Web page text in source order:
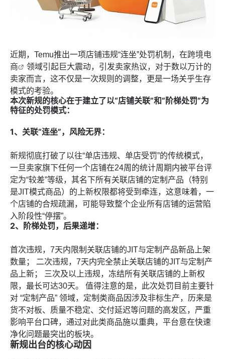
近期，Temu推出一项店铺违规“连坐”处罚机制，在跨境电
商
领域引起巨大震动，引发卖家热议，对于数以万计的
卖家而言，这不仅是一次规则的调整，更是一场关乎生存
模式的考验。
本次新规的核心在于建立了以“店铺关联”和“阶梯处罚”为
特征的处罚模式：
1、关联“连坐”，风险无界：
新规彻底打破了以往“单店违规、单店受罚”的传统模式，
一旦卖家旗下任何一个店铺在24周的统计周期内被平台评
定为“较差”等级，其名下所有关联店铺的定制产品（特别
是JIT模式商品）的上新权限都将受到牵连，这意味着，一
个店铺的合规疏漏，可能导致整个企业所有店铺的运营陷
入阶段性“停摆”。
2、阶梯处罚，后果递增：
首次违规，7天内限制关联店铺的JIT与定制产品新品上架
数量； 二次违规，7天内完全禁止关联店铺的JIT与定制产
品上新； 三次及以上违规，冻结所有关联店铺的上新权
限，最长可达30天。 值得注意的是，此次处罚目前主要针
对 “定制产品” 领域，定制类商品因涉及非标生产，历来是
货不对板、质量不稳定、交付延迟等问题的高发区，严重
影响平台口碑，通过对此类商品施以重典，平台意在快速
净化问题最突出的板块。
新规出台的核心动因